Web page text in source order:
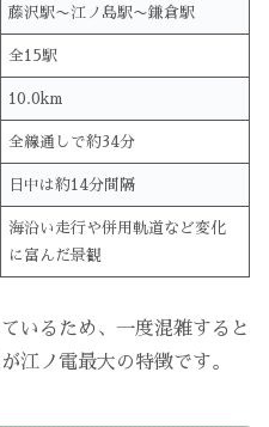
藤沢駅〜江ノ島駅〜鎌倉駅
全15駅
10.0km
全線通しで約34分
日中は約14分間隔
海沿い走行や併用軌道など変化
に富んだ景観
いるため、一度混雑すると
江ノ電最大の特徴です。